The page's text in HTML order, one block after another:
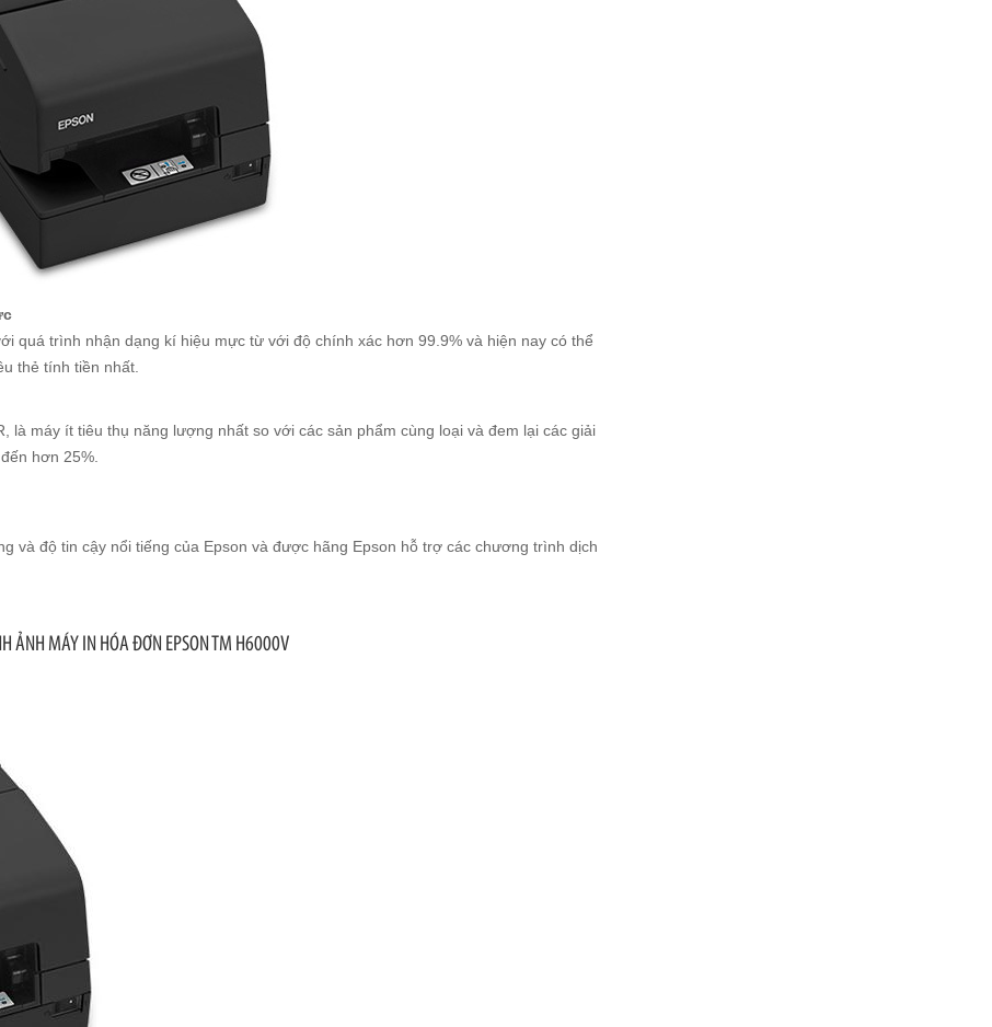
quá trình nhận dạng kí hiệu mực từ với độ chính xác hơn 99.9% và hiện nay có thể
thẻ tính tiền nhất.
là máy ít tiêu thụ năng lượng nhất so với các sản phẩm cùng loại và đem lại các giải
hơn 25%.
và độ tin cậy nổi tiếng của Epson và được hãng Epson hỗ trợ các chương trình dịch
ẢNH MÁY IN HÓA ĐƠN EPSON TM H6000V